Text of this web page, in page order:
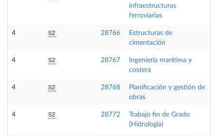
infraestructuras
ferroviarias
4 S2 28766
Estructuras de
cimentación
4 S2 28767
Ingeniería marítima y
costera
4 S2 28768
Planificación y gestión de
obras
4 S2 28772
Trabajo fin de Grado
(Hidrología)